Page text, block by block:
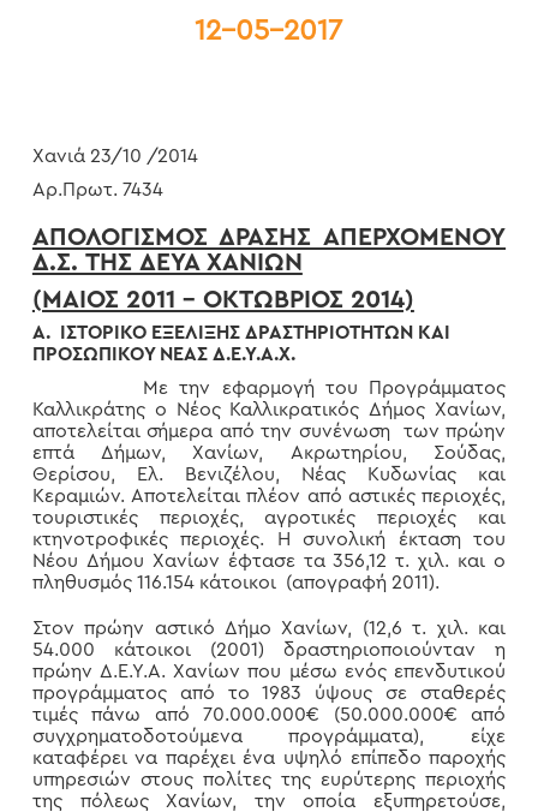
12-05-2017
Χανιά 23/10 /2014
Αρ.Πρωτ. 7434
ΑΠΟΛΟΓΙΣΜΟΣ ΔΡΑΣΗΣ ΑΠΕΡΧΟΜΕΝΟΥ
Δ.Σ. ΤΗΣ ΔΕΥΑ ΧΑΝΙΩΝ
(ΜΑΙΟΣ 2011 – ΟΚΤΩΒΡΙΟΣ 2014)
Α. ΙΣΤΟΡΙΚΟ ΕΞΕΛΙΞΗΣ ΔΡΑΣΤΗΡΙΟΤΗΤΩΝ ΚΑΙ
ΠΡΟΣΩΠΙΚΟΥ ΝΕΑΣ Δ.Ε.Υ.Α.Χ.
Με την εφαρμογή του Προγράμματος
Καλλικράτης ο Νέος Καλλικρατικός Δήμος Χανίων,
αποτελείται σήμερα από την συνένωση των πρώην
επτά Δήμων, Χανίων, Ακρωτηρίου, Σούδας,
Θερίσου, Ελ. Βενιζέλου, Νέας Κυδωνίας και
Κεραμιών. Αποτελείται πλέον από αστικές περιοχές,
τουριστικές περιοχές, αγροτικές περιοχές και
κτηνοτροφικές περιοχές. Η συνολική έκταση του
Νέου Δήμου Χανίων έφτασε τα 356,12 τ. χιλ. και ο
πληθυσμός 116.154 κάτοικοι (απογραφή 2011).
Στον πρώην αστικό Δήμο Χανίων, (12,6 τ. χιλ. και
54.000 κάτοικοι (2001) δραστηριοποιούνταν η
πρώην Δ.Ε.Υ.Α. Χανίων που μέσω ενός επενδυτικού
προγράμματος από το 1983 ύψους σε σταθερές
τιμές πάνω από 70.000.000€ (50.000.000€ από
συγχρηματοδοτούμενα προγράμματα), είχε
καταφέρει να παρέχει ένα υψηλό επίπεδο παροχής
υπηρεσιών στους πολίτες της ευρύτερης περιοχής
της πόλεως Χανίων, την οποία εξυπηρετούσε,